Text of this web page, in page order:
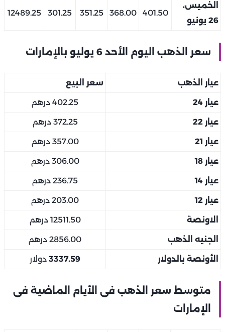
الخميس،
26 يونيو
401.50
368.00
351.25
301.25
12489.25
سعر الذهب اليوم الأحد 6 يوليو بالإمارات
عيار الذهب سعر البيع
عيار 24 402.25 درهم
عيار 22 372.25 درهم
عيار 21 357.00 درهم
عيار 18 306.00 درهم
عيار 14 236.75 درهم
عيار 12 203.00 درهم
الاونصة 12511.50 درهم
الجنيه الذهب 2856.00 درهم
الأونصة بالدولار 3337.59 دولار
متوسط سعر الذهب فى الأيام الماضية فى
الإمارات